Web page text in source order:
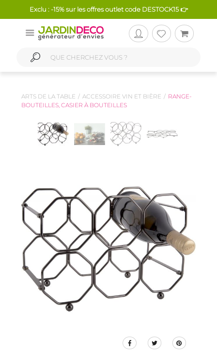
Exclu : -15% sur les offres outlet code DESTOCK15 👉
ARTS DE LA TABLE ACCESSOIRE VIN ET BIÈRE
RANGE-
BOUTEILLES, CASIER À BOUTEILLES